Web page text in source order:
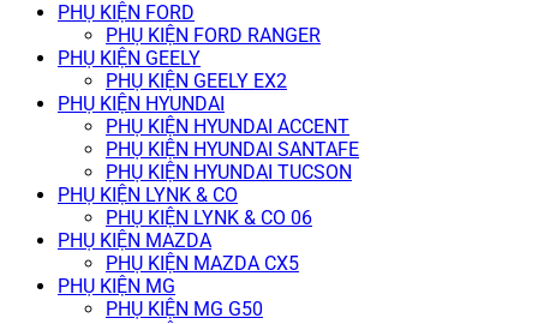
PHỤ KIỆN FORD
PHỤ KIỆN FORD RANGER
PHỤ KIỆN GEELY
PHỤ KIỆN GEELY EX2
PHỤ KIỆN HYUNDAI
PHỤ KIỆN HYUNDAI ACCENT
PHỤ KIỆN HYUNDAI SANTAFE
PHỤ KIỆN HYUNDAI TUCSON
PHỤ KIỆN LYNK & CO
PHỤ KIỆN LYNK & CO 06
PHỤ KIỆN MAZDA
PHỤ KIỆN MAZDA CX5
PHỤ KIỆN MG
PHỤ KIỆN MG G50